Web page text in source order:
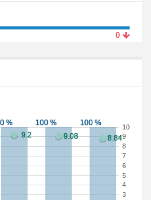
0
3
4
5
6
7
8
9
10